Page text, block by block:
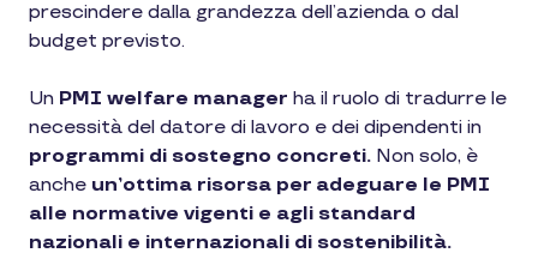
prescindere dalla grandezza dell’azienda o dal
budget previsto.
Un PMI welfare manager ha il ruolo di tradurre le
necessità del datore di lavoro e dei dipendenti in
programmi di sostegno concreti. Non solo, è
anche un’ottima risorsa per adeguare le PMI
alle normative vigenti e agli standard
nazionali e internazionali di sostenibilità.